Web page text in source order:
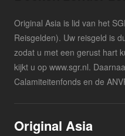
Original Asia is lid van het
Reisgelden). Uw reisgeld is
zodat u met een gerust hart
kijkt u op www.sgr.nl.
Calamiteitenfonds en de
Original Asia